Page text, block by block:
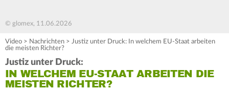
© glomex, 11.06.2026
Video > Nachrichten > Justiz unter Druck: In welchem EU-Staat arbeiten
die meisten Richter?
Justiz unter Druck:
IN WELCHEM EU-STAAT ARBEITEN DIE
MEISTEN RICHTER?